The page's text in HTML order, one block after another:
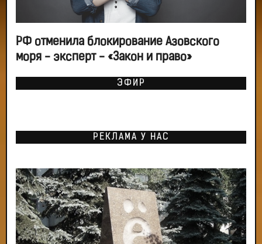
РФ отменила блокирование Азовского
моря - эксперт - «Закон и право»
ЭФИР
РЕКЛАМА У НАС